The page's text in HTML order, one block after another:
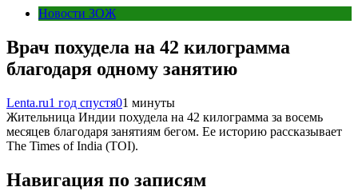
Новости ЗОЖ
Врач похудела на 42 килограмма
благодаря одному занятию
Lenta.ru1 год спустя01 минуты
Жительница Индии похудела на 42 килограмма за восемь
месяцев благодаря занятиям бегом. Ее историю рассказывает
The Times of India (TOI).
Навигация по записям